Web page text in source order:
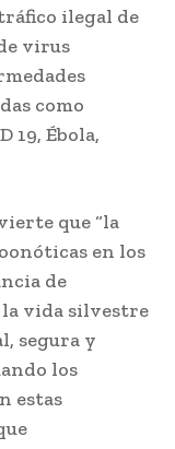
ilegal de
virus
como
19, Ébola,
que “la
en los
de
vida silvestre
segura y
los
estas